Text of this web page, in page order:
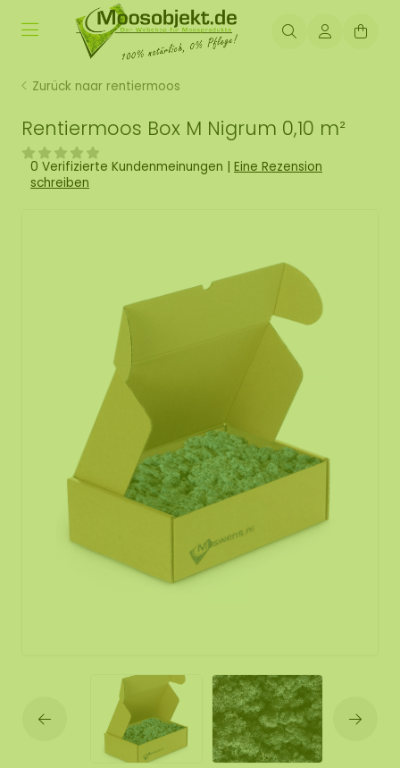
Zurück naar rentiermoos
Rentiermoos Box M Nigrum 0,10 m²
0 Verifizierte Kundenmeinungen | Eine Rezension
schreiben